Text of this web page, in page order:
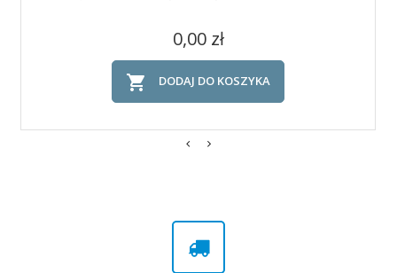
Cena
0,00 zł
 DODAJ DO KOSZYKA